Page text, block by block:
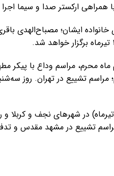
همراهی ارکستر صدا و سیما
ایشان؛ مصباح‌الهدی
نوزدهم و بیستم ماه محرم، مراسم وداع
تشییع در مشهد مقدس و